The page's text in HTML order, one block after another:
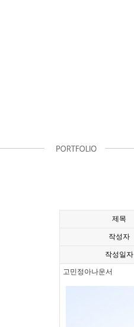
제목
작성자
작성일자
고민정아나운서